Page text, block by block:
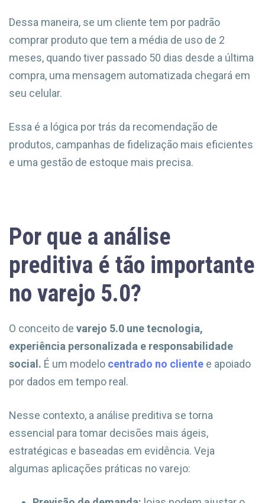
Dessa maneira, se um cliente tem por padrão
comprar produto que tem a média de uso de 2
meses, quando tiver passado 50 dias desde a última
compra, uma mensagem automatizada chegará em
seu celular.
Essa é a lógica por trás da recomendação de
produtos, campanhas de fidelização mais eficientes
e uma gestão de estoque mais precisa.
Por que a análise
preditiva é tão importante
no varejo 5.0?
O conceito de varejo 5.0 une tecnologia,
experiência personalizada e responsabilidade
social. É um modelo centrado no cliente e apoiado
por dados em tempo real.
Nesse contexto, a análise preditiva se torna
essencial para tomar decisões mais ágeis,
estratégicas e baseadas em evidência. Veja
algumas aplicações práticas no varejo: